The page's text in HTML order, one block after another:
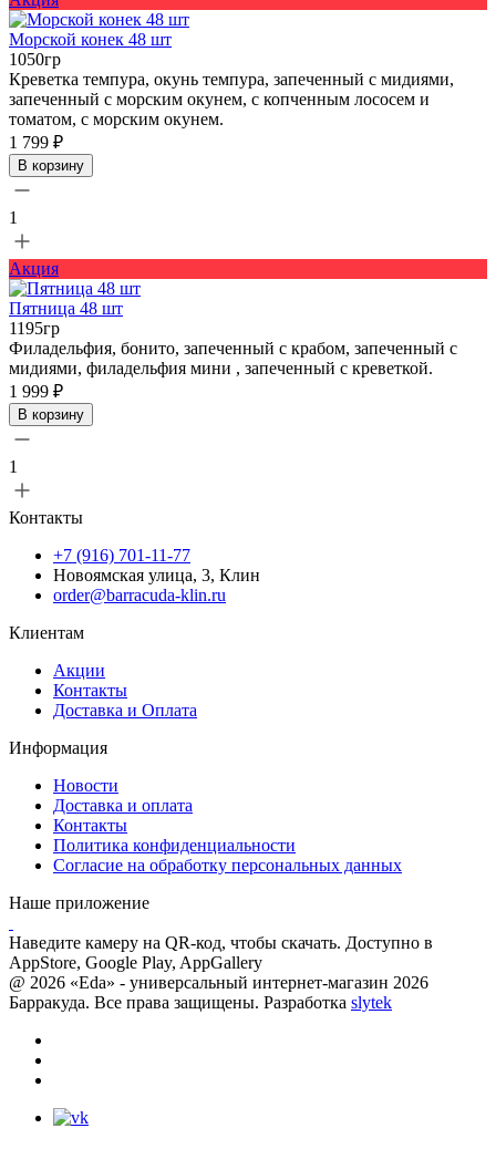
Морской конек 48 шт
1050гр
Креветка темпура, окунь темпура, запеченный с мидиями,
запеченный с морским окунем, с копченным лососем и
томатом, с морским окунем.
1 799 ₽
В корзину
1
Акция
Пятница 48 шт
1195гр
Филадельфия, бонито, запеченный с крабом, запеченный с
мидиями, филадельфия мини , запеченный с креветкой.
1 999 ₽
В корзину
1
Контакты
+7 (916) 701-11-77
Новоямская улица, 3, Клин
order@barracuda-klin.ru
Клиентам
Акции
Контакты
Доставка и Оплата
Информация
Новости
Доставка и оплата
Контакты
Политика конфиденциальности
Согласие на обработку персональных данных
Наше приложение
Наведите камеру на QR-код, чтобы скачать. Доступно в
AppStore, Google Play, AppGallery
@ 2026 «Eda» - универсальный интернет-магазин 2026
Барракуда. Все права защищены. Разработка slytek